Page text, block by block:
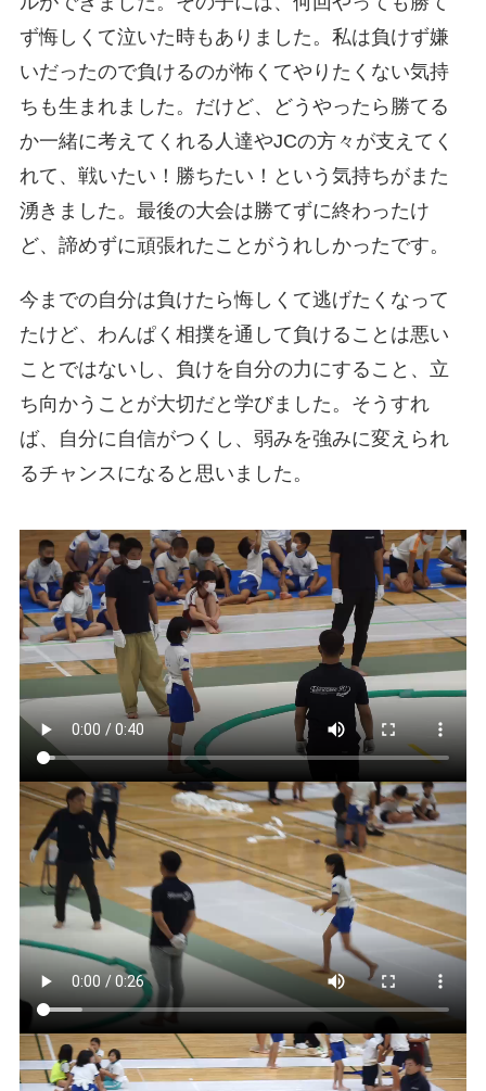
ず悔しくて泣いた時もありました。私は負けず嫌
いだったので負けるのが怖くてやりたくない気持
ちも生まれました。だけど、どうやったら勝てる
か一緒に考えてくれる人達やJCの方々が支えてく
れて、戦いたい！勝ちたい！という気持ちがまた
湧きました。最後の大会は勝てずに終わったけ
ど、諦めずに頑張れたことがうれしかったです。
今までの自分は負けたら悔しくて逃げたくなって
たけど、わんぱく相撲を通して負けることは悪い
ことではないし、負けを自分の力にすること、立
ち向かうことが大切だと学びました。そうすれ
ば、自分に自信がつくし、弱みを強みに変えられ
るチャンスになると思いました。